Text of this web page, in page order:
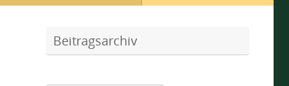
Beitragsarchiv